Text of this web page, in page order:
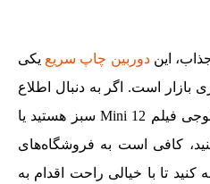
ایندوربین چاپ سریع یکی
بازار است. اگر به دنبال اطلاع
از قیمت دوربین چاپ سریع فوجی فیلم Mini 12 سبز هستید یا
کافی است به فروشگاه‌های
کنید تا با خیالی راحت اقدام به